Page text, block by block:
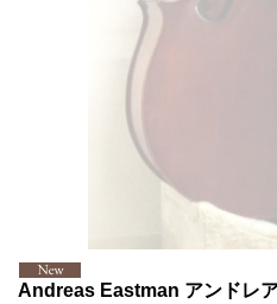
Andreas Eastman アンドレ